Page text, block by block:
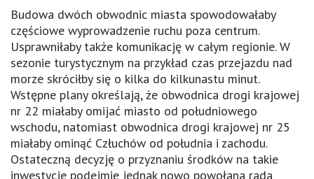
Budowa dwóch obwodnic miasta spowodowałaby
częściowe wyprowadzenie ruchu poza centrum.
Usprawniłaby także komunikację w całym regionie. W
sezonie turystycznym na przykład czas przejazdu nad
morze skróciłby się o kilka do kilkunastu minut.
Wstępne plany określają, że obwodnica drogi krajowej
nr 22 miałaby omijać miasto od południowego
wschodu, natomiast obwodnica drogi krajowej nr 25
miałaby ominąć Człuchów od południa i zachodu.
Ostateczną decyzję o przyznaniu środków na takie
inwestycje podejmie jednak nowo powołana rada